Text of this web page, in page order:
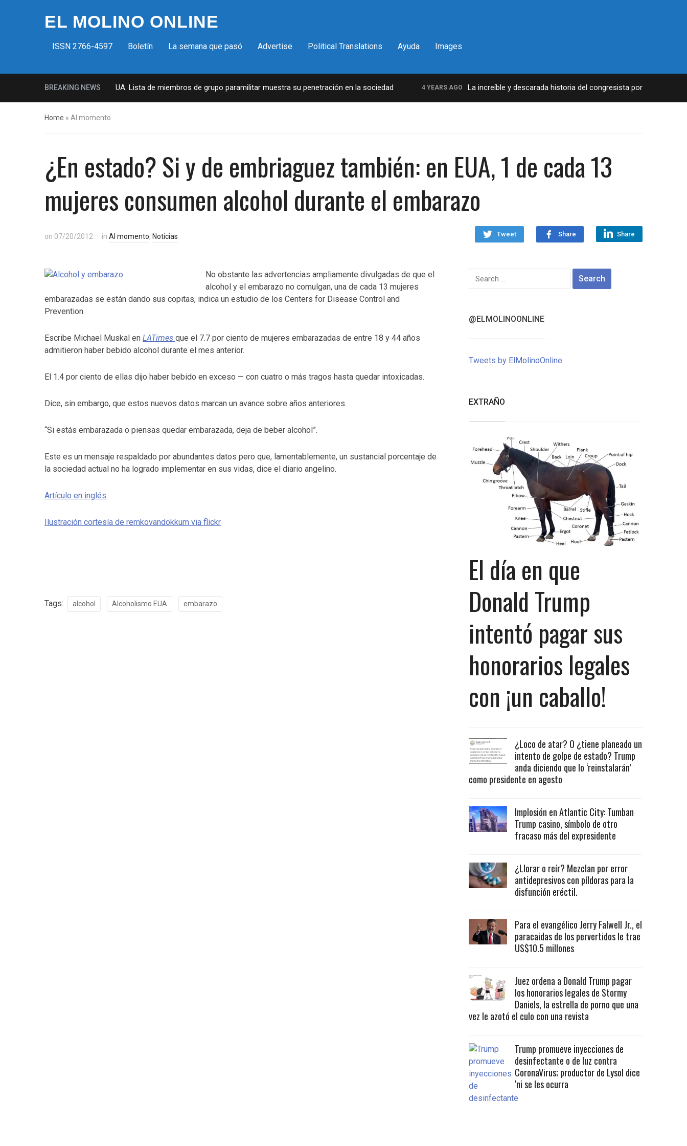
EL MOLINO ONLINE
ISSN 2766-4597 Boletín La semana que pasó Advertise Political Translations Ayuda Images
BREAKING NEWS
Milicias fascistas en EUA: Lista de miembros de grupo paramilitar muestra su penetración en la sociedad 4 YEARS AGO La increíble y descarada historia del congresista por NY George
Home » Al momento
¿En estado? Si y de embriaguez también: en EUA, 1 de cada 13
mujeres consumen alcohol durante el embarazo
Tweet Share Share
on 07/20/2012 in Al momento, Noticias
No obstante las advertencias ampliamente divulgadas de que el
alcohol y el embarazo no comulgan, una de cada 13 mujeres
embarazadas se están dando sus copitas, indica un estudio de los Centers for Disease Control and
Prevention.
Escribe Michael Muskal en LATimes que el 7.7 por ciento de mujeres embarazadas de entre 18 y 44 años
admitieron haber bebido alcohol durante el mes anterior.
El 1.4 por ciento de ellas dijo haber bebido en exceso — con cuatro o más tragos hasta quedar intoxicadas.
Dice, sin embargo, que estos nuevos datos marcan un avance sobre años anteriores.
“Si estás embarazada o piensas quedar embarazada, deja de beber alcohol”.
Este es un mensaje respaldado por abundantes datos pero que, lamentablemente, un sustancial porcentaje de
la sociedad actual no ha logrado implementar en sus vidas, dice el diario angelino.
Artículo en inglés
Ilustración cortesía de remkovandokkum via flickr
Tags: alcohol Alcoholismo EUA embarazo
Search
for:
@ELMOLINOONLINE
Tweets by ElMolinoOnline
EXTRAÑO
El día en que
Donald Trump
intentó pagar sus
honorarios legales
con ¡un caballo!
¿Loco de atar? O ¿tiene planeado un
intento de golpe de estado? Trump
anda diciendo que lo ‘reinstalarán’
como presidente en agosto
Implosión en Atlantic City: Tumban
Trump casino, símbolo de otro
fracaso más del expresidente
¿Llorar o reír? Mezclan por error
antidepresivos con píldoras para la
disfunción eréctil.
Para el evangélico Jerry Falwell Jr., el
paracaidas de los pervertidos le trae
US$10.5 millones
Juez ordena a Donald Trump pagar
los honorarios legales de Stormy
Daniels, la estrella de porno que una
vez le azotó el culo con una revista
Trump promueve inyecciones de
desinfectante o de luz contra
CoronaVirus; productor de Lysol dice
‘ni se les ocurra